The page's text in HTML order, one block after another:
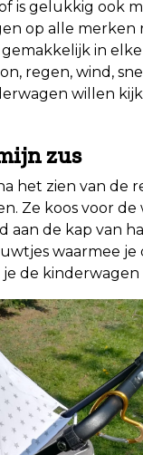
is gelukkig ook
op alle merken
gemakkelijk in
regen, wind,
willen
zus
na het zien van
Ze koos voor
aan de kap van
waarmee
de